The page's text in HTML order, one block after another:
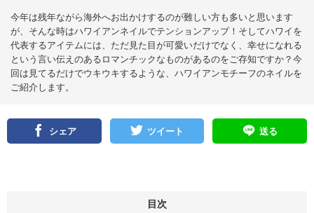
今年は残年ながら海外へお出かけするのが難しい方も多いと思います
が、そんな時はハワイアンネイルでテンションアップ！そしてハワイを
代表するアイテムには、ただ見た目が可愛いだけでなく、幸せになれる
という言い伝えのあるロマンチックなものがあるのをご存知ですか？今
回は見てるだけでウキウキするような、ハワイアンモチーフのネイルを
ご紹介します。
シェア ツイート 送る
目次